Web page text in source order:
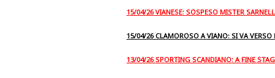
15/04/26 VIANESE: SOSPESO MISTER
15/04/26 CLAMOROSO A VIANO: SI VA VERSO
13/04/26 SPORTING SCANDIANO: A FINE